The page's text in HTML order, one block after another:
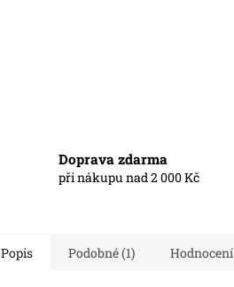
Doprava zdarma
při nákupu nad 2 000 Kč
Popis Podobné (1) Hodnocení